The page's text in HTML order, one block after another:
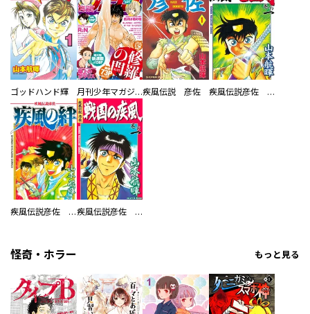
ゴッドハンド輝 月刊少年マガジン疾風伝説 彦佐 疾風伝説彦佐 疾風の七星剣
疾風伝説彦佐 疾風の絆 疾風伝説彦佐 戦国の疾風
怪奇・ホラー もっと見る